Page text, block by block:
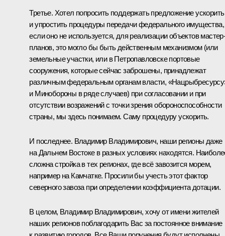
Третье. Хотел попросить поддержать предложение ускорить
и упростить процедуры передачи федерального имущества,
если оно не используется, для реализации объектов
планов, это могло бы быть действенным механизмом (или
земельные участки, или в Петропавловске портовые
сооружения, которые сейчас заброшены, принадлежат
различным федеральным органам власти,
и Минобороны в ряде случаев) при согласовании и при
отсутствии возражений с точки зрения обороноспособности
страны, мы здесь понимаем. Саму процедуру ускорить.
И последнее. Владимир Владимирович, наши регионы даже
на Дальнем Востоке в разных условиях находятся.
сложна стройка в тех регионах, где всё завозится морем,
например на Камчатке. Просили бы учесть этот фактор
северного завоза при определении коэффициента дотации.
В целом, Владимир Владимирович, хочу от имени жителей
наших регионов поблагодарить Вас за постоянное внимание